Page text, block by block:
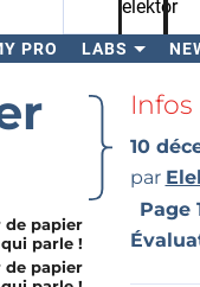
PRO LABS
Rechercher
de papier
10
par
Page